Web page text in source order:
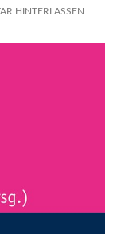
HINTERLASSEN